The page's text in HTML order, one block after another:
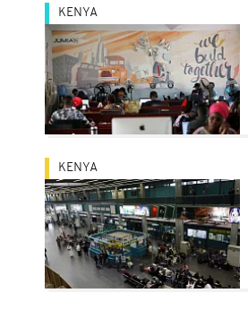
KENYA
KENYA